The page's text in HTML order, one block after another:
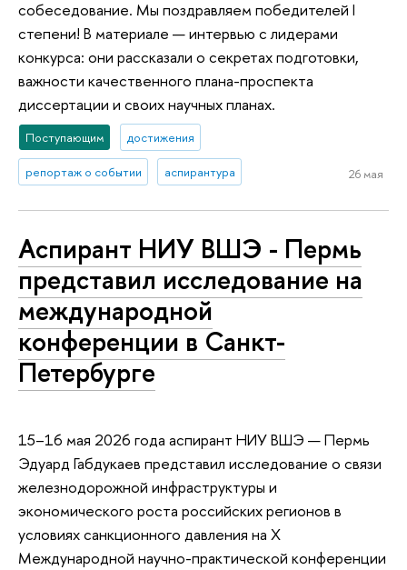
собеседование. Мы поздравляем победителей I
степени! В материале — интервью с лидерами
конкурса: они рассказали о секретах подготовки,
важности качественного плана-проспекта
диссертации и своих научных планах.
Поступающим достижения
репортаж о событии аспирантура 26 мая
Аспирант НИУ ВШЭ - Пермь
представил исследование на
международной
конференции в Санкт-
Петербурге
15–16 мая 2026 года аспирант НИУ ВШЭ — Пермь
Эдуард Габдукаев представил исследование о связи
железнодорожной инфраструктуры и
экономического роста российских регионов в
условиях санкционного давления на X
Международной научно-практической конференции